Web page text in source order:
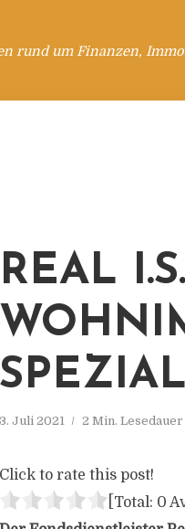
rund um Finanzen,
REAL
3. Juli 2021 2 Min. Lesedauer
Click to rate this post!
[Total: 0